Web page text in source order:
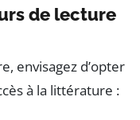
de lecture
envisagez d’opter
à la littérature :